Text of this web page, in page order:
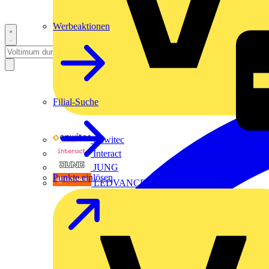
Enwitec
Interact
JUNG
LEDVANCE
Werbeaktionen
Filial-Suche
Punkte einlösen